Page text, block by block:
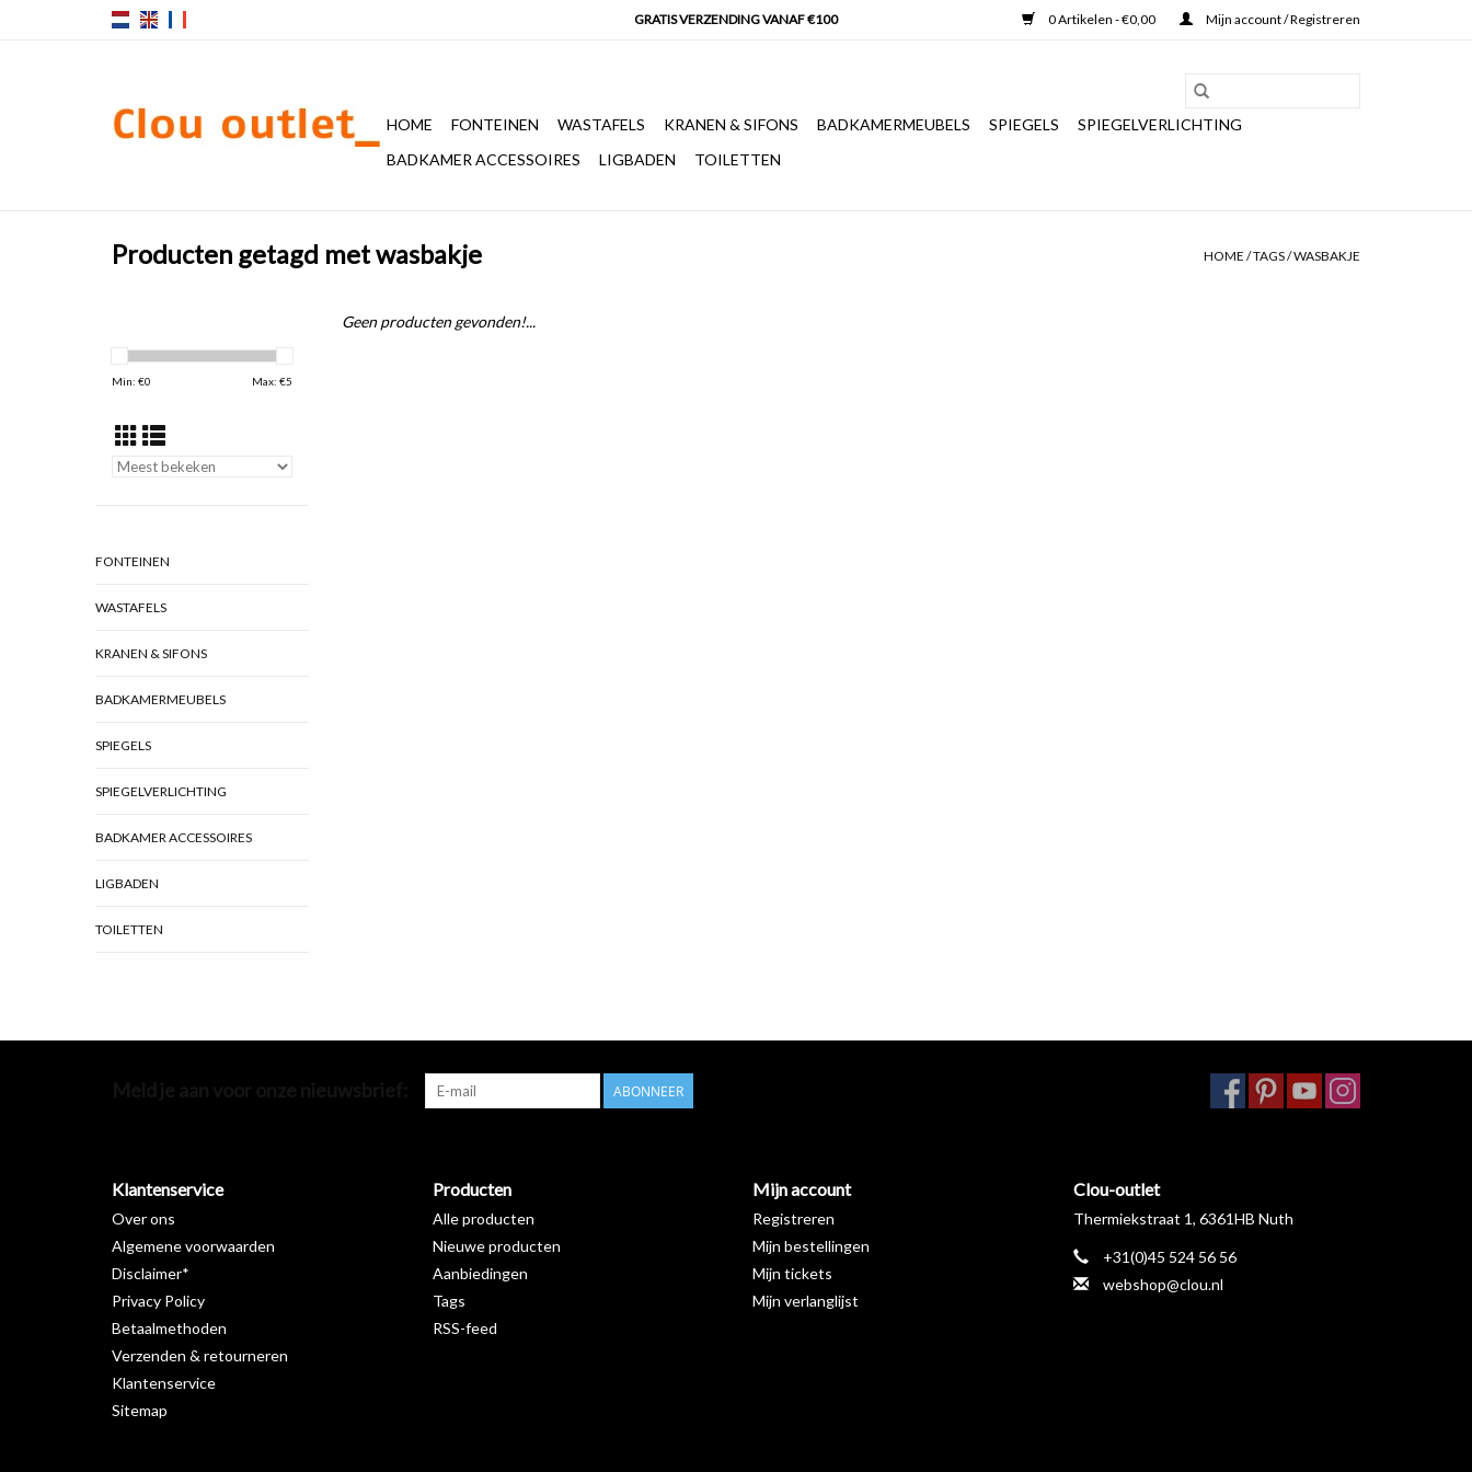
0 Artikelen - €0,00 Mijn account / Registreren
HOME FONTEINEN WASTAFELS KRANEN & SIFONS BADKAMERMEUBELS SPIEGELS
SPIEGELVERLICHTING
BADKAMER ACCESSOIRES
LIGBADEN TOILETTEN
Producten getagd met wasbakje HOME /TAGS/WASBAKJE
Min: €0 Max: €5
FONTEINEN
WASTAFELS
KRANEN & SIFONS
BADKAMERMEUBELS
SPIEGELS
SPIEGELVERLICHTING
BADKAMER ACCESSOIRES
LIGBADEN
TOILETTEN
Geen producten gevonden!...
ABONNEER
Klantenservice
Over ons
Algemene voorwaarden
Disclaimer*
Privacy Policy
Betaalmethoden
Verzenden & retourneren
Klantenservice
Sitemap
Producten
Alle producten
Nieuwe producten
Aanbiedingen
Tags
RSS-feed
Mijn account
Registreren
Mijn bestellingen
Mijn tickets
Mijn verlanglijst
Clou-outlet
Thermiekstraat 1, 6361HB Nuth
+31(0)45 524 56 56
webshop@clou.nl